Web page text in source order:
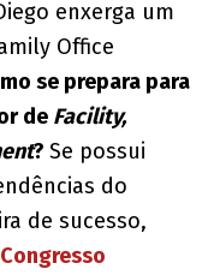
enxerga um
Office
se prepara para
de Facility,
? Se possui
do
de sucesso,